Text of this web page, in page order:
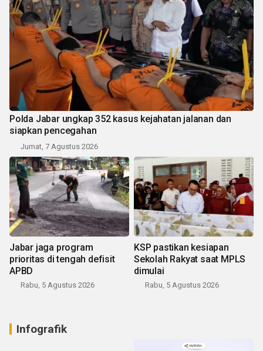
Polda Jabar ungkap 352 kasus kejahatan jalanan dan
siapkan pencegahan
Jumat, 7 Agustus 2026
Jabar jaga program
prioritas di tengah defisit
APBD
Rabu, 5 Agustus 2026
KSP pastikan kesiapan
Sekolah Rakyat saat MPLS
dimulai
Rabu, 5 Agustus 2026
Infografik